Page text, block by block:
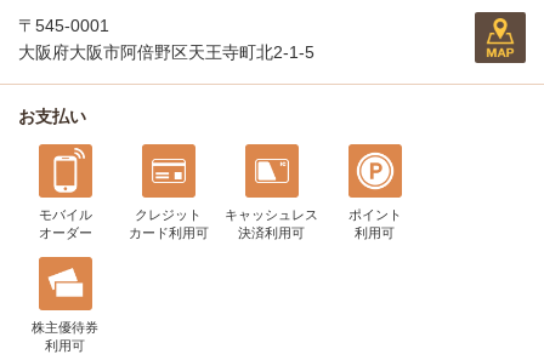
〒545-0001
大阪府大阪市阿倍野区天王寺町北2-1-5
お支払い
モバイル
オーダー
クレジット
カード利用可
キャッシュレス
決済利用可
ポイント
利用可
株主優待券
利用可